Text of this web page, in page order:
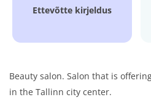
Ettevõtte kirjeldus
Beauty salon. Salon that is
in the Tallinn city center.